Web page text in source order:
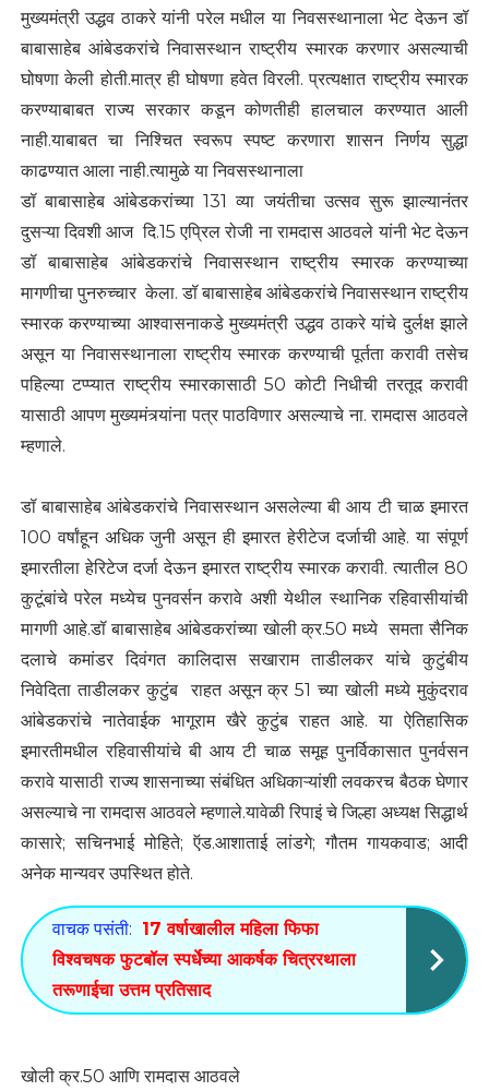
मुख्यमंत्री उद्धव ठाकरे यांनी परेल मधील या निवसस्थानाला भेट देऊन डॉ
बाबासाहेब आंबेडकरांचे निवासस्थान राष्ट्रीय स्मारक करणार असल्याची
घोषणा केली होती.मात्र ही घोषणा हवेत विरली. प्रत्यक्षात राष्ट्रीय स्मारक
करण्याबाबत राज्य सरकार कडून कोणतीही हालचाल करण्यात आली
नाही.याबाबत चा निश्चित स्वरूप स्पष्ट करणारा शासन निर्णय सुद्धा
काढण्यात आला नाही.त्यामुळे या निवसस्थानाला
डॉ बाबासाहेब आंबेडकरांच्या 131 व्या जयंतीचा उत्सव सुरू झाल्यानंतर
दुसऱ्या दिवशी आज दि.15 एप्रिल रोजी ना रामदास आठवले यांनी भेट देऊन
डॉ बाबासाहेब आंबेडकरांचे निवासस्थान राष्ट्रीय स्मारक करण्याच्या
मागणीचा पुनरुच्चार केला. डॉ बाबासाहेब आंबेडकरांचे निवासस्थान राष्ट्रीय
स्मारक करण्याच्या आश्वासनाकडे मुख्यमंत्री उद्धव ठाकरे यांचे दुर्लक्ष झाले
असून या निवासस्थानाला राष्ट्रीय स्मारक करण्याची पूर्तता करावी तसेच
पहिल्या टप्प्यात राष्ट्रीय स्मारकासाठी 50 कोटी निधीची तरतूद करावी
यासाठी आपण मुख्यमंत्र्यांना पत्र पाठविणार असल्याचे ना. रामदास आठवले
म्हणाले.
डॉ बाबासाहेब आंबेडकरांचे निवासस्थान असलेल्या बी आय टी चाळ इमारत
100 वर्षांहून अधिक जुनी असून ही इमारत हेरीटेज दर्जाची आहे. या संपूर्ण
इमारतीला हेरिटेज दर्जा देऊन इमारत राष्ट्रीय स्मारक करावी. त्यातील 80
कुटूंबांचे परेल मध्येच पुनवर्सन करावे अशी येथील स्थानिक रहिवासीयांची
मागणी आहे.डॉ बाबासाहेब आंबेडकरांच्या खोली क्र.50 मध्ये समता सैनिक
दलाचे कमांडर दिवंगत कालिदास सखाराम ताडीलकर यांचे कुटुंबीय
निवेदिता ताडीलकर कुटुंब राहत असून क्र 51 च्या खोली मध्ये मुकुंदराव
आंबेडकरांचे नातेवाईक भागूराम खैरे कुटुंब राहत आहे. या ऐतिहासिक
इमारतीमधील रहिवासीयांचे बी आय टी चाळ समूह पुनर्विकासात पुनर्वसन
करावे यासाठी राज्य शासनाच्या संबंधित अधिकाऱ्यांशी लवकरच बैठक घेणार
असल्याचे ना रामदास आठवले म्हणाले.यावेळी रिपाइं चे जिल्हा अध्यक्ष सिद्धार्थ
कासारे; सचिनभाई मोहिते; ऍड.आशाताई लांडगे; गौतम गायकवाड; आदी
अनेक मान्यवर उपस्थित होते.
वाचक पसंती: 17 वर्षाखालील महिला फिफा
विश्वचषक फुटबॉल स्पर्धेच्या आकर्षक चित्ररथाला
तरूणाईचा उत्तम प्रतिसाद
खोली क्र.50 आणि रामदास आठवले